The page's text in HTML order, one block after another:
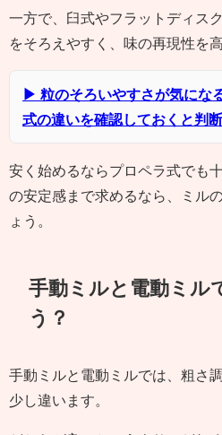
一方で、臼式やフラットディス
をそろえやすく、味の再現性を
▶ 粒のそろいやすさが気にな
式の違いを確認しておくと判
安く始めるならプロペラ式でも
の安定感まで求めるなら、ミル
ょう。
手動ミルと電動ミル
う？
手動ミルと電動ミルでは、粗さ
少し違います。